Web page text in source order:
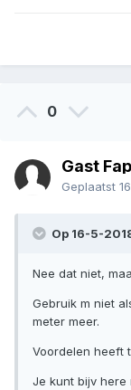
0
Gast
Geplaatst
Op 16-5-
Nee dat niet,
Gebruik m niet
meter meer.
Voordelen heeft
Je kunt bijv here